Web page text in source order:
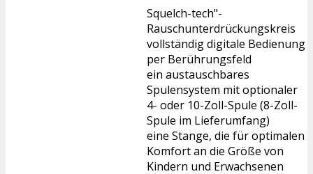
Squelch-tech"-
Rauschunterdrückungskreis
vollständig digitale Bedienung
per Berührungsfeld
ein austauschbares
Spulensystem mit optionaler
4- oder 10-Zoll-Spule (8-Zoll-
Spule im Lieferumfang)
eine Stange, die für optimalen
Komfort an die Größe von
Kindern und Erwachsenen